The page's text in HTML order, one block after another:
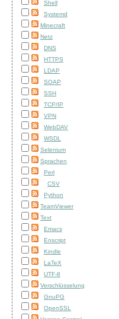
Shell
Systemd
Minecraft
Netz
DNS
HTTPS
LDAP
SOAP
SSH
TCP/IP
VPN
WebDAV
WSDL
Selenium
Sprachen
Perl
CSV
Python
TeamViewer
Text
Emacs
Enscript
Kindle
LaTeX
UTF-8
Verschlüsselung
GnuPG
OpenSSL